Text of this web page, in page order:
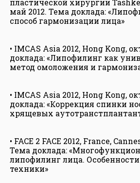
пластической хирургии
май 2012. Тема доклада:
способ гармонизации лица»
• IMCAS Asia 2012, Hong Kong,
доклада: «Липофилинг как
метод омоложения и
• IMCAS Asia 2012, Hong Kong,
доклада: «Коррекция спинки
хрящевых
• FACE 2 FACE 2012, France,
Тема доклада:
липофилинг лица.
техники»